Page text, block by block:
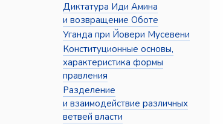
Диктатура Иди Амина
и возвращение Оботе
Уганда при Йовери Мусевени
Конституционные основы,
характеристика формы
правления
Разделение
и взаимодействие различных
ветвей власти